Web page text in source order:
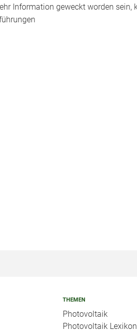
Information geweckt worden sein,
THEMEN
Photovoltaik
Photovoltaik Lexikon